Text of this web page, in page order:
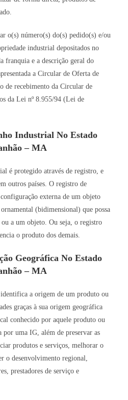
o(s) número(s) do(s) pedido(s) e/ou
industrial depositados no
franquia e a descrição geral do
a Circular de Oferta de
de recebimento da Circular de
da Lei nº 8.955/94 (Lei de
Industrial No Estado
– MA
é protegido através de registro, e
outros países. O registro de
externa de um objeto
(bidimensional) que possa
a um objeto. Ou seja, o registro
o produto dos demais.
Geográfica No Estado
– MA
a origem de um produto ou
graças à sua origem geográfica
conhecido por aquele produto ou
por uma IG, além de preservar as
produtos e serviços, melhorar o
o desenvolvimento regional,
prestadores de serviço e